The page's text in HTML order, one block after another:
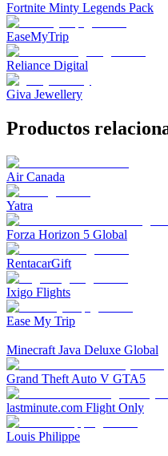
Fortnite Minty Legends Pack
EaseMyTrip
Reliance Digital
Giva Jewellery
Productos
Air Canada
Yatra
Forza Horizon 5 Global
RentacarGift
Ixigo Flights
Ease My Trip
Minecraft Java Deluxe Global
Grand Theft Auto V GTA5
lastminute.com Flight Only
Louis Philippe